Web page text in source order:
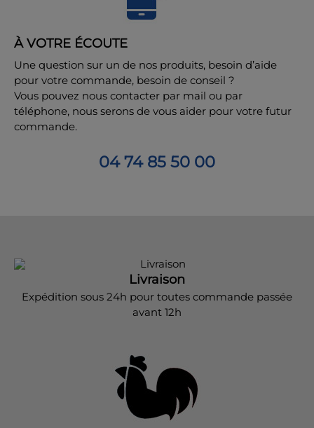
À VOTRE ÉCOUTE
Une question sur un de nos produits, besoin d’aide
pour votre commande, besoin de conseil ?
Vous pouvez nous contacter par mail ou par
téléphone, nous serons de vous aider pour votre futur
commande.
04 74 85 50 00
Livraison
Expédition sous 24h pour toutes commande passée
avant 12h